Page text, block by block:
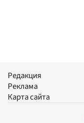
Редакция
Реклама
Карта сайта